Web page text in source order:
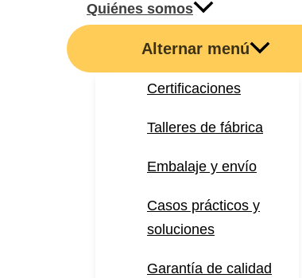
Quiénes somos
Alternar menú
Certificaciones
Talleres de fábrica
Embalaje y envío
Casos prácticos y
soluciones
Garantía de calidad